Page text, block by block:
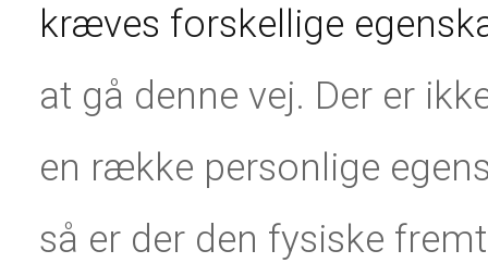
kræves forskellige
at gå denne vej. Der er
en række personlige
så er der den fysiske